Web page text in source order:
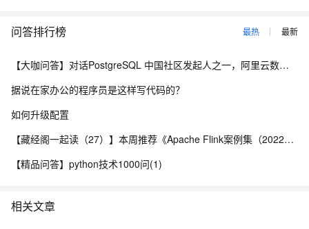
问答排行榜 最热 最新
【大咖问答】对话PostgreSQL 中国社区发起人之一，阿里云数据库高级专家 德哥
据说在家办公的程序员是这样写代码的？
如何升级配置
【藏经阁一起读（27）】本周推荐《Apache Flink案例集（2022版）》，你有哪些心得？
【精品问答】python技术1000问(1)
相关文章